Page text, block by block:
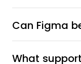
Can Figma
What